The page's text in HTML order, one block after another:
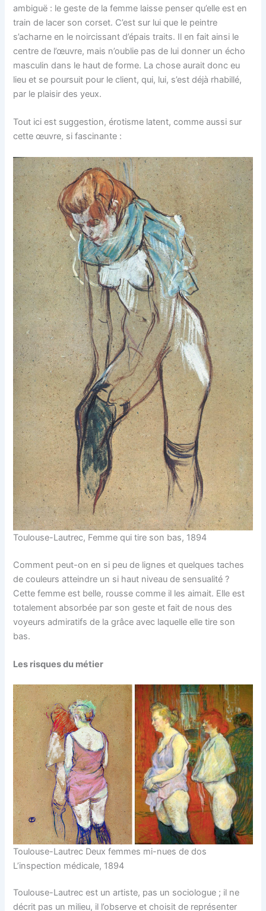
ambiguë : le geste de la femme laisse penser qu’elle est en
train de lacer son corset. C’est sur lui que le peintre
s’acharne en le noircissant d’épais traits. Il en fait ainsi le
centre de l’œuvre, mais n’oublie pas de lui donner un écho
masculin dans le haut de forme. La chose aurait donc eu
lieu et se poursuit pour le client, qui, lui, s’est déjà rhabillé,
par le plaisir des yeux.
Tout ici est suggestion, érotisme latent, comme aussi sur
cette œuvre, si fascinante :
Toulouse-Lautrec, Femme qui tire son bas, 1894
Comment peut-on en si peu de lignes et quelques taches
de couleurs atteindre un si haut niveau de sensualité ?
Cette femme est belle, rousse comme il les aimait. Elle est
totalement absorbée par son geste et fait de nous des
voyeurs admiratifs de la grâce avec laquelle elle tire son
bas.
Les risques du métier
Toulouse-Lautrec Deux femmes mi-nues de dos
L’inspection médicale, 1894
Toulouse-Lautrec est un artiste, pas un sociologue ; il ne
décrit pas un milieu, il l’observe et choisit de représenter